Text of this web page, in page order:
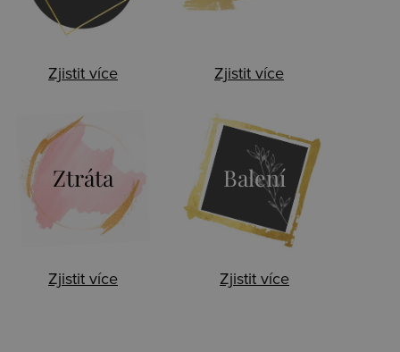
Zjistit více Zjistit více
Ztráta
Zjistit více
Balení
Zjistit více